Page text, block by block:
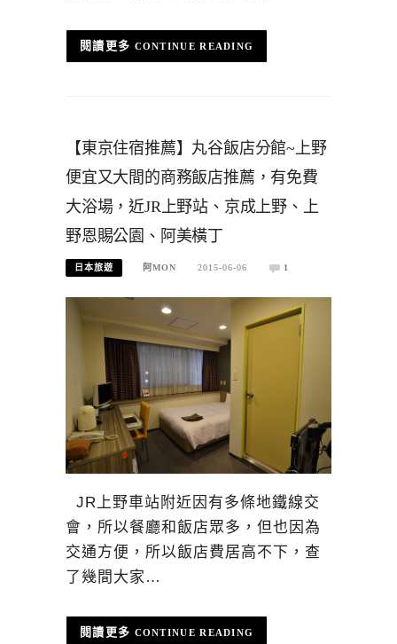
CONTINUE READING
【東京住宿推薦】丸谷飯店分館~上野
便宜又大間的商務飯店推薦，有免費
大浴場，近JR上野站、京成上野、上
野恩賜公園、阿美橫丁
日本旅遊 阿MON 2015-06-06 1
JR上野車站附近因有多條地鐵線交
會，所以餐廳和飯店眾多，但也因為
交通方便，所以飯店費居高不下，查
了幾間大家…
CONTINUE READING